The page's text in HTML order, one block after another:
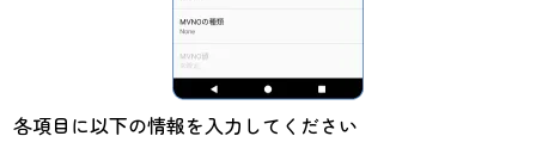
各項目に以下の情報を入力してください